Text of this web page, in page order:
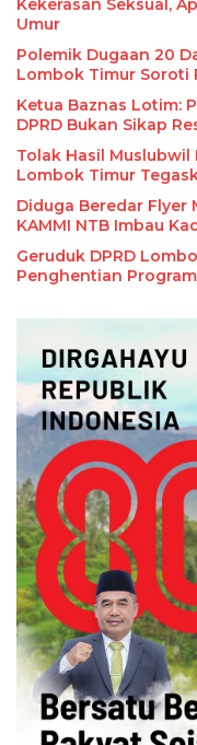
Kekerasan Seksual,
Umur
Polemik Dugaan 20
Lombok Timur Soroti
Ketua Baznas Lotim:
DPRD Bukan Sikap
Tolak Hasil Muslubwil
Lombok Timur
Diduga Beredar Flyer
KAMMI NTB Imbau
Geruduk DPRD
Penghentian